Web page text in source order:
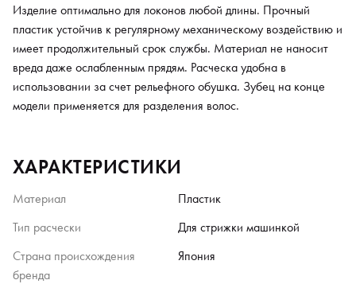
Изделие оптимально для локонов любой длины. Прочный
пластик устойчив к регулярному механическому воздействию и
имеет продолжительный срок службы. Материал не наносит
вреда даже ослабленным прядям. Расческа удобна в
использовании за счет рельефного обушка. Зубец на конце
модели применяется для разделения волос.
ХАРАКТЕРИСТИКИ
Материал
Пластик
Тип расчески
Для стрижки машинкой
Страна происхождения
бренда
Япония